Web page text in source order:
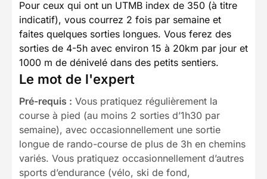
Pour ceux qui ont un UTMB index de 350 (à titre
indicatif), vous courrez 2 fois par semaine et
faites quelques sorties longues. Vous ferez des
sorties de 4-5h avec environ 15 à 20km par jour et
1000 m de dénivelé dans des petits sentiers.
Le mot de l'expert
Pré-requis : Vous pratiquez régulièrement la
course à pied (au moins 2 sorties d’1h30 par
semaine), avec occasionnellement une sortie
longue de rando-course de plus de 3h en chemins
variés. Vous pratiquez occasionnellement d’autres
sports d’endurance (vélo, ski de fond,